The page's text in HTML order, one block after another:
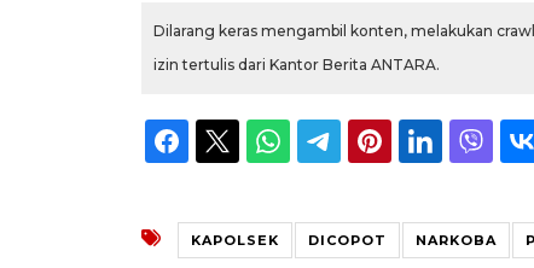
Dilarang keras mengambil konten, melakukan
izin tertulis dari Kantor Berita ANTARA.
KAPOLSEK DICOPOT NARKOBA